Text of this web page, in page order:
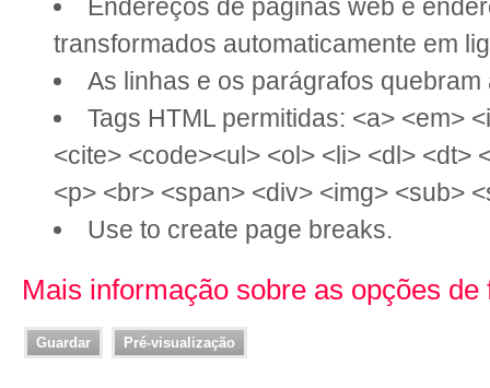
Endereços de páginas web e
transformados automaticamente em
As linhas e os parágrafos quebram
Tags HTML permitidas: <a> <em>
<cite> <code><ul> <ol> <li> <dl> <dt>
<p> <br> <span> <div> <img> <sub>
Use to create page breaks.
Mais informação sobre as opções de